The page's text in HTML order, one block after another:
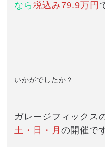
なら 税込み79.9万円
いかがでしたか？
ガレージフィックス
土・日・月 の開催で